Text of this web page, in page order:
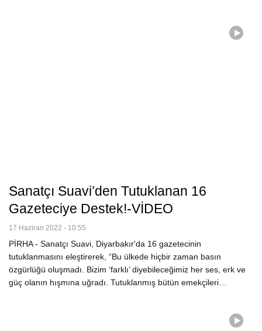
Sanatçı Suavi’den Tutuklanan 16
Gazeteciye Destek!-VİDEO
17 Haziran 2022 - 10:55
PİRHA - Sanatçı Suavi, Diyarbakır'da 16 gazetecinin
tutuklanmasını eleştirerek, “Bu ülkede hiçbir zaman basın
özgürlüğü oluşmadı. Bizim ‘farklı’ diyebileceğimiz her ses, erk ve
güç olanın hışmına uğradı. Tutuklanmış bütün emekçileri…